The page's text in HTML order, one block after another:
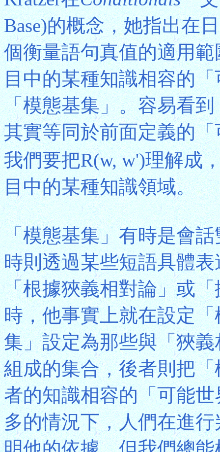
Base)的概念，她指出在
個衡量語句真值的適用
目中的某種知識相容的
「模態基集」。容易看
其實等同於前面定義的
我們要把R(w, w')理解成
目中的某種知識領域。
「模態基集」有時是會
時則透過某些短語具體
「根據狹義相對論」或
時，他事實上就在設定
集」設定為那些與「狹
組成的集合，後者則把
者的知識相容的「可能
多的情況下，人們在進